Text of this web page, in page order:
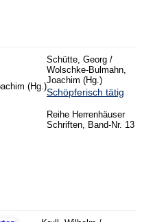
(Hg.)
Schütte, Georg /
Wolschke-Bulmahn,
Joachim (Hg.)
Schöpferisch tätig
Reihe Herrenhäuser
Schriften, Band-Nr. 13